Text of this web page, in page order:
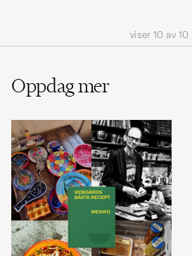
viser 10 av 10
Oppdag mer